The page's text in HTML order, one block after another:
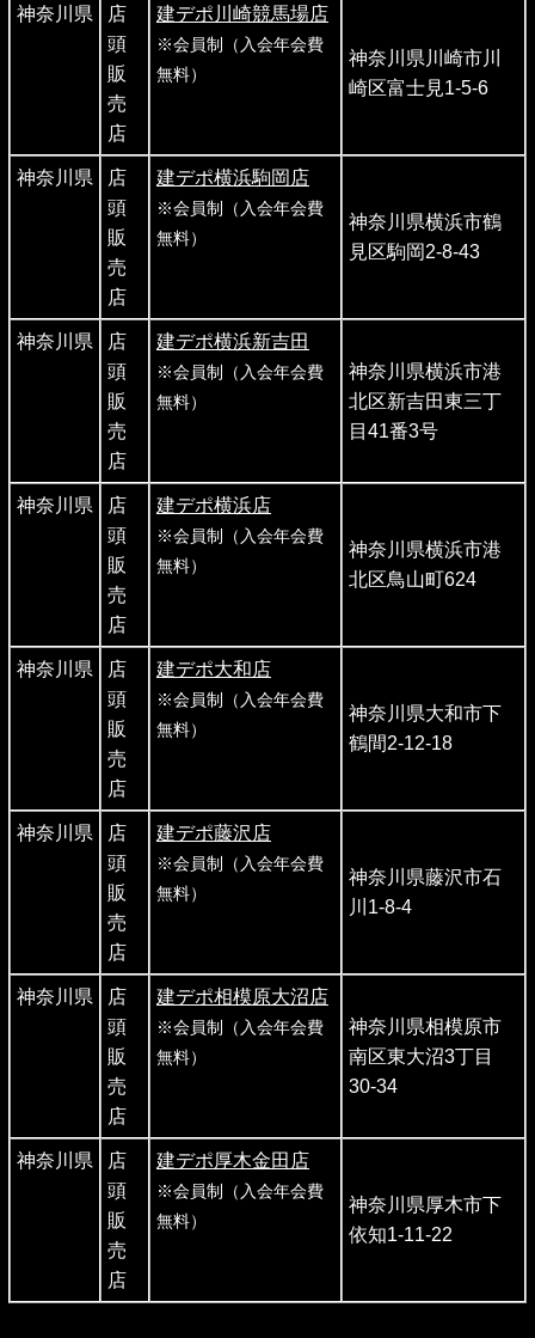
神奈川県
店
頭
販
売
店
建デポ川崎競馬場店
※会員制（入会年会費
無料）
神奈川県川崎市川
崎区富士見1-5-6
神奈川県
店
頭
販
売
店
建デポ横浜駒岡店
※会員制（入会年会費
無料）
神奈川県横浜市鶴
見区駒岡2-8-43
神奈川県
店
頭
販
売
店
建デポ横浜新吉田
※会員制（入会年会費
無料）
神奈川県横浜市港
北区新吉田東三丁
目41番3号
神奈川県
店
頭
販
売
店
建デポ横浜店
※会員制（入会年会費
無料）
神奈川県横浜市港
北区鳥山町624
神奈川県
店
頭
販
売
店
建デポ大和店
※会員制（入会年会費
無料）
神奈川県大和市下
鶴間2-12-18
神奈川県
店
頭
販
売
店
建デポ藤沢店
※会員制（入会年会費
無料）
神奈川県藤沢市石
川1-8-4
神奈川県
店
頭
販
売
店
建デポ相模原大沼店
※会員制（入会年会費
無料）
神奈川県相模原市
南区東大沼3丁目
30-34
神奈川県
店
頭
販
売
店
建デポ厚木金田店
※会員制（入会年会費
無料）
神奈川県厚木市下
依知1-11-22